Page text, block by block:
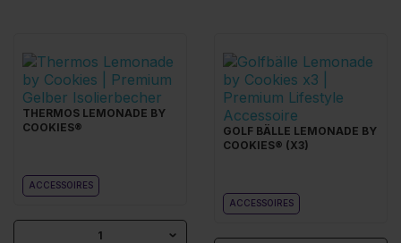
THERMOS LEMONADE BY
COOKIES®
ACCESSOIRES
1
GOLF BÄLLE LEMONADE BY
COOKIES® (X3)
ACCESSOIRES